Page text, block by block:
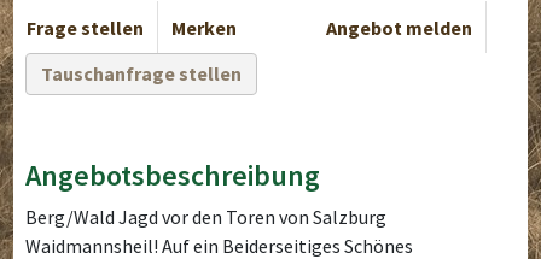
Frage stellen
Merken
Angebot melden
Tauschanfrage stellen
Angebotsbeschreibung
Berg/Wald Jagd vor den Toren von Salzburg
Waidmannsheil! Auf ein Beiderseitiges Schönes